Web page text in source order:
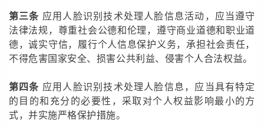
第三条 应用人脸识别技术处理人脸信息活动，应当遵守
法律法规，尊重社会公德和伦理，遵守商业道德和职业道
德，诚实守信，履行个人信息保护义务，承担社会责任，
不得危害国家安全、损害公共利益、侵害个人合法权益。
第四条 应用人脸识别技术处理人脸信息，应当具有特定
的目的和充分的必要性，采取对个人权益影响最小的方
式，并实施严格保护措施。